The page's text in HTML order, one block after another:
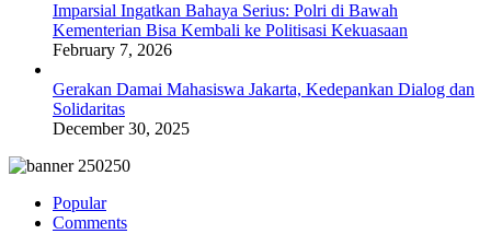
Imparsial Ingatkan Bahaya Serius: Polri di Bawah
Kementerian Bisa Kembali ke Politisasi Kekuasaan
February 7, 2026
Gerakan Damai Mahasiswa Jakarta, Kedepankan Dialog dan
Solidaritas
December 30, 2025
Popular
Comments